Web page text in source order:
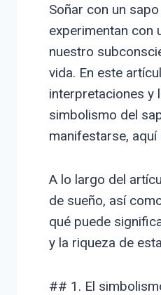
Soñar con un
experimentan con
nuestro
vida. En este
interpretaciones y
simbolismo del
manifestarse,
A lo largo del
de sueño, así
qué puede
y la riqueza de
## 1. El